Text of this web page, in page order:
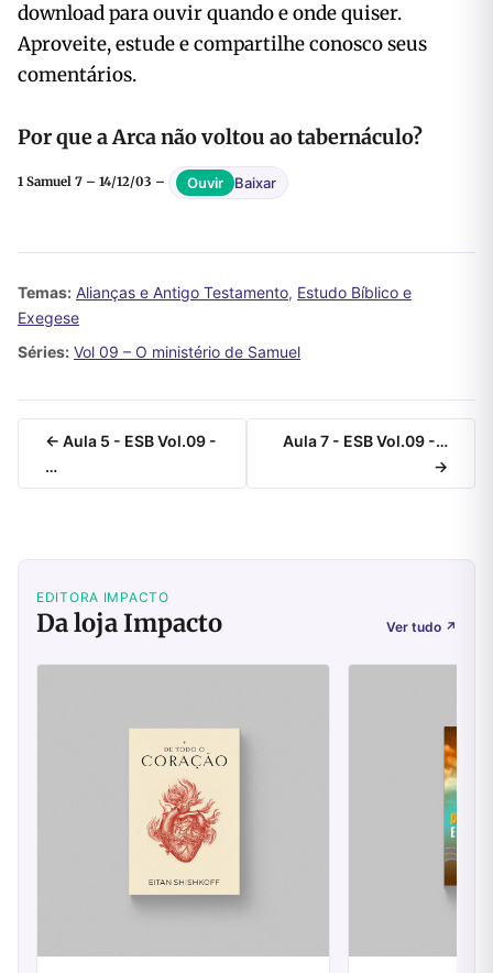
download para ouvir quando e onde quiser.
Aproveite, estude e compartilhe conosco seus
comentários.
Por que a Arca não voltou ao tabernáculo?
1 Samuel 7 – 14/12/03 – Ouvir Baixar
Temas: Alianças e Antigo Testamento, Estudo Bíblico e
Exegese
Séries: Vol 09 – O ministério de Samuel
← Aula 5 - ESB Vol.09 -
…
Aula 7 - ESB Vol.09 -…
→
EDITORA IMPACTO
Da loja Impacto Ver tudo ↗